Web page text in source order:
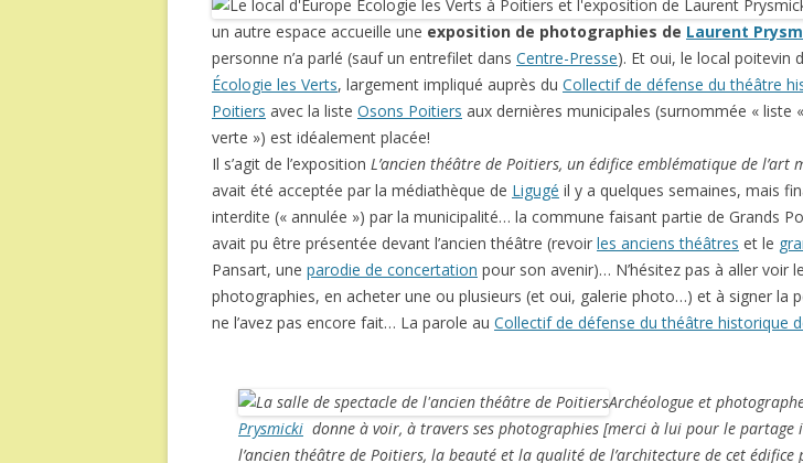
un autre espace accueille une exposition de photographies de Laurent
personne n’a parlé (sauf un entrefilet dans Centre-Presse). Et oui, le local poitevin
Écologie les Verts, largement impliqué auprès du Collectif de défense du théâtre
Poitiers avec la liste Osons Poitiers aux dernières municipales (surnommée « liste
verte ») est idéalement placée!
Il s’agit de l’exposition L’ancien théâtre de Poitiers, un édifice emblématique de l’art
avait été acceptée par la médiathèque de Ligugé il y a quelques semaines, mais
interdite (« annulée ») par la municipalité… la commune faisant partie de Grands
avait pu être présentée devant l’ancien théâtre (revoir les anciens théâtres et le
Pansart, une parodie de concertation pour son avenir)… N’hésitez pas à aller voir
photographies, en acheter une ou plusieurs (et oui, galerie photo…) et à signer la
ne l’avez pas encore fait… La parole au Collectif de défense du théâtre historique
Archéologue et
Prysmicki donne à voir, à travers ses photographies [merci à lui pour le partage
l’ancien théâtre de Poitiers, la beauté et la qualité de l’architecture de cet édifice